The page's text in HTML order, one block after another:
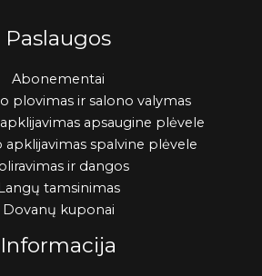
Paslaugos
Abonementai
plovimas ir salono valymas
apsaugine plėvele
spalvine plėvele
ir dangos
tamsinimas
Dovanų kuponai
Informacija